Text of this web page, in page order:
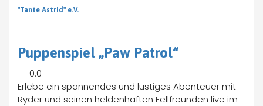
"Tante Astrid" e.V.
Puppenspiel „Paw Patrol“
0.0
Erlebe ein spannendes und lustiges Abenteuer mit
Ryder und seinen heldenhaften Fellfreunden live im